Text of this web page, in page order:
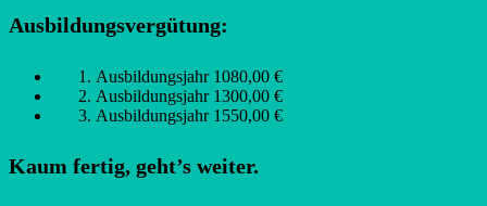
Ausbildungsvergütung:
Ausbildungsjahr 1080,00 €
Ausbildungsjahr 1300,00 €
Ausbildungsjahr 1550,00 €
Kaum fertig, geht’s weiter.